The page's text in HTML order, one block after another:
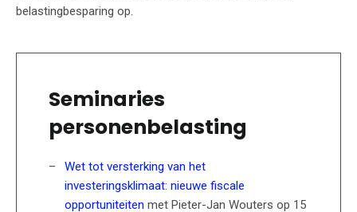
belastingbesparing op.
Seminaries
personenbelasting
Wet tot versterking van het
investeringsklimaat: nieuwe fiscale
opportuniteiten met Pieter-Jan Wouters op 15